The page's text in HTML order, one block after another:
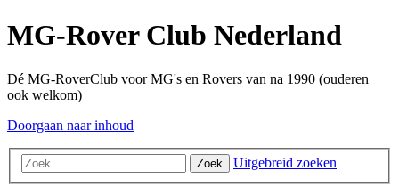
MG-Rover Club Nederland
Dé MG-RoverClub voor MG's en Rovers van na 1990 (ouderen
ook welkom)
Doorgaan naar inhoud
Zoek Uitgebreid zoeken